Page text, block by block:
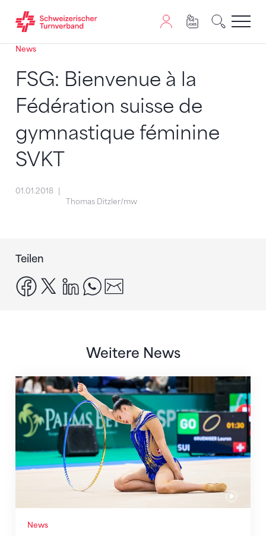
Zum Inhalt springen
Zur Sitemap navigieren
Zum Navigieren dieser Seite wird JavaScript benötigt.
News
FSG: Bienvenue à la
Fédération suisse de
gymnastique féminine
SVKT
01.01.2018
Thomas Ditzler/mw
Teilen
facebook
x linkedinwhatsapp
Weitere News
News
Nächster Halt: Weltmeisterschaft